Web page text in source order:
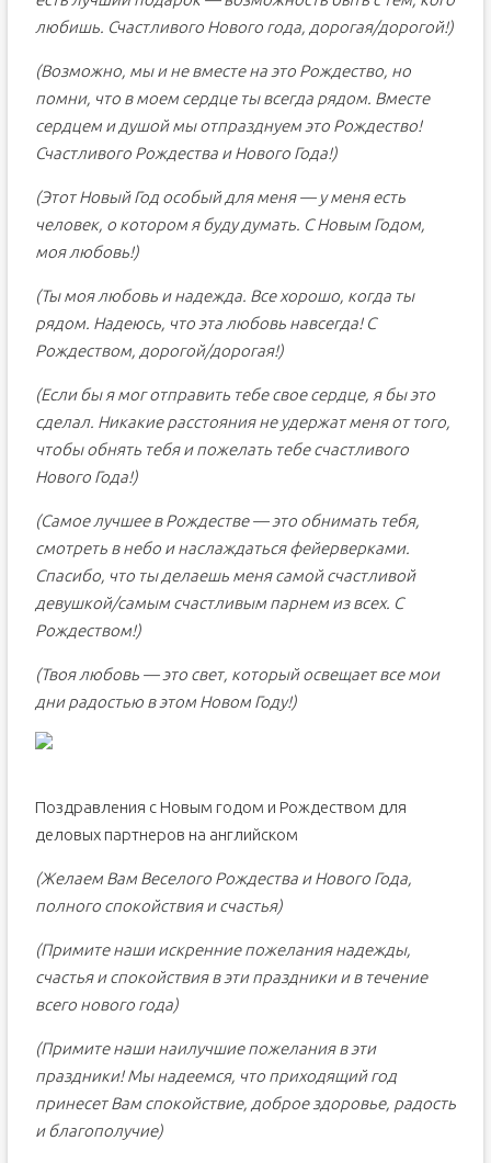
любишь. Счастливого Нового года, дорогая/дорогой!)
(Возможно, мы и не вместе на это Рождество, но
помни, что в моем сердце ты всегда рядом. Вместе
сердцем и душой мы отпразднуем это Рождество!
Счастливого Рождества и Нового Года!)
(Этот Новый Год особый для меня — у меня есть
человек, о котором я буду думать. С Новым Годом,
моя любовь!)
(Ты моя любовь и надежда. Все хорошо, когда ты
рядом. Надеюсь, что эта любовь навсегда! С
Рождеством, дорогой/дорогая!)
(Если бы я мог отправить тебе свое сердце, я бы это
сделал. Никакие расстояния не удержат меня от того,
чтобы обнять тебя и пожелать тебе счастливого
Нового Года!)
(Самое лучшее в Рождестве — это обнимать тебя,
смотреть в небо и наслаждаться фейерверками.
Спасибо, что ты делаешь меня самой счастливой
девушкой/самым счастливым парнем из всех. С
Рождеством!)
(Твоя любовь — это свет, который освещает все мои
дни радостью в этом Новом Году!)
Поздравления с Новым годом и Рождеством для
деловых партнеров на английском
(Желаем Вам Веселого Рождества и Нового Года,
полного спокойствия и счастья)
(Примите наши искренние пожелания надежды,
счастья и спокойствия в эти праздники и в течение
всего нового года)
(Примите наши наилучшие пожелания в эти
праздники! Мы надеемся, что приходящий год
принесет Вам спокойствие, доброе здоровье, радость
и благополучие)